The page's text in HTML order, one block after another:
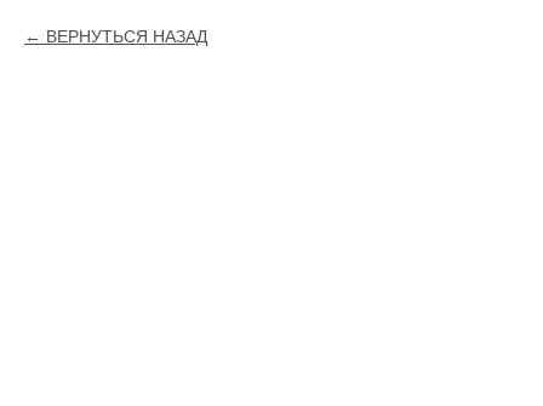
ВЕРНУТЬСЯ НАЗАД